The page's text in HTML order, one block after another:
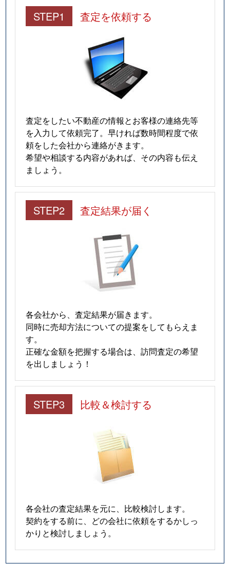
STEP1 査定を依頼する
査定をしたい不動産の情報とお客様の連絡先等
を入力して依頼完了。早ければ数時間程度で依
頼をした会社から連絡がきます。
希望や相談する内容があれば、その内容も伝え
ましょう。
STEP2 査定結果が届く
各会社から、査定結果が届きます。
同時に売却方法についての提案をしてもらえま
す。
正確な金額を把握する場合は、訪問査定の希望
を出しましょう！
STEP3 比較＆検討する
各会社の査定結果を元に、比較検討します。
契約をする前に、どの会社に依頼をするかしっ
かりと検討しましょう。